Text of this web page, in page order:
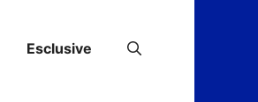
Esclusive